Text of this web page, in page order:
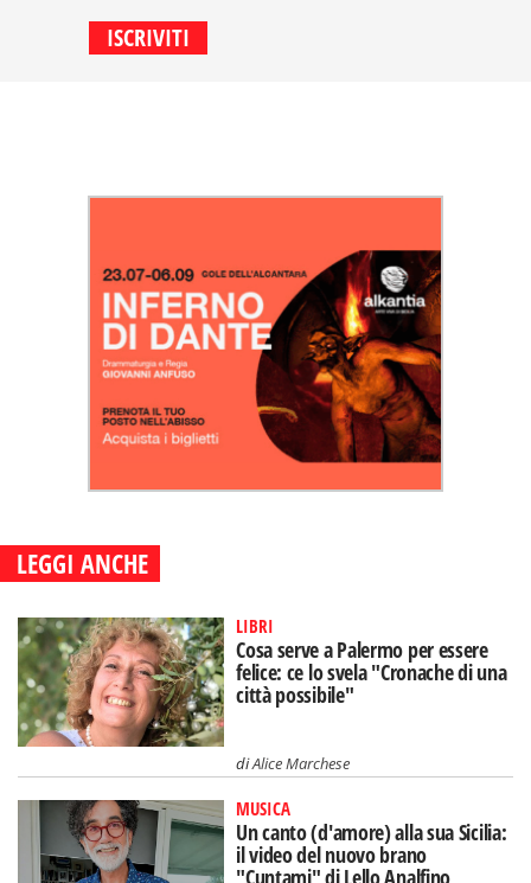
LEGGI ANCHE
LIBRI
Cosa serve a Palermo per essere
felice: ce lo svela "Cronache di una
città possibile"
diAlice Marchese
MUSICA
Un canto (d'amore) alla sua Sicilia:
il video del nuovo brano
"Cuntami" di Lello Analfino